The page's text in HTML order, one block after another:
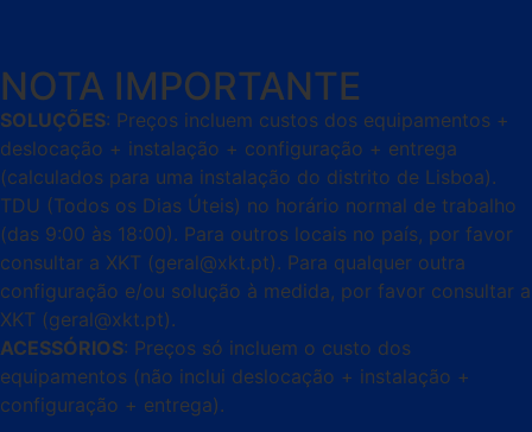
NOTA IMPORTANTE
SOLUÇÕES: Preços incluem custos dos equipamentos +
deslocação + instalação + configuração + entrega
(calculados para uma instalação do distrito de Lisboa).
TDU (Todos os Dias Úteis) no horário normal de trabalho
(das 9:00 às 18:00). Para outros locais no país, por favor
consultar a XKT (geral@xkt.pt). Para qualquer outra
configuração e/ou solução à medida, por favor consultar a
XKT (geral@xkt.pt).
ACESSÓRIOS: Preços só incluem o custo dos
equipamentos (não inclui deslocação + instalação +
configuração + entrega).